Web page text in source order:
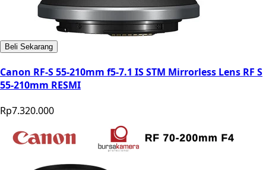
Beli Sekarang
Canon RF-S 55-210mm f5-7.1 IS STM Mirrorless Lens RF S
55-210mm RESMI
Rp7.320.000